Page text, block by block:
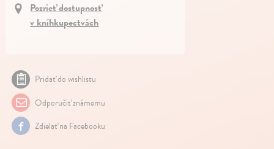
Pozrieť dostupnosť
v kníhkupectvách
Pridať do wishlistu
Odporučiť známemu
Zdielať na Facebooku